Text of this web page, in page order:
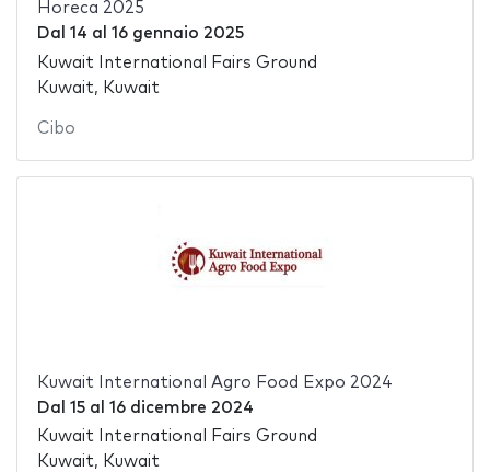
Horeca 2025
Dal 14 al 16 gennaio 2025
Kuwait International Fairs Ground
Kuwait, Kuwait
Cibo
Kuwait International Agro Food Expo 2024
Dal 15al 16 dicembre 2024
Kuwait International Fairs Ground
Kuwait, Kuwait